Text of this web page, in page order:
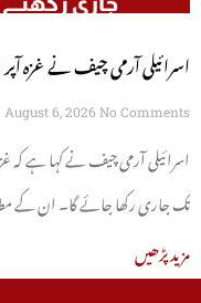
اسرائیلی آرمی چیف نے غزہ
August 6, 2026 No Comments
اسرائیلی آرمی چیف نے کہا ہے
تک جاری رکھا جائے گا۔ ان کے
مزید پڑھیں